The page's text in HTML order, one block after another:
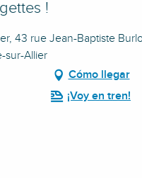
!
43 rue Jean-Baptiste
sur-Allier
Cómo llegar
¡Voy en tren!